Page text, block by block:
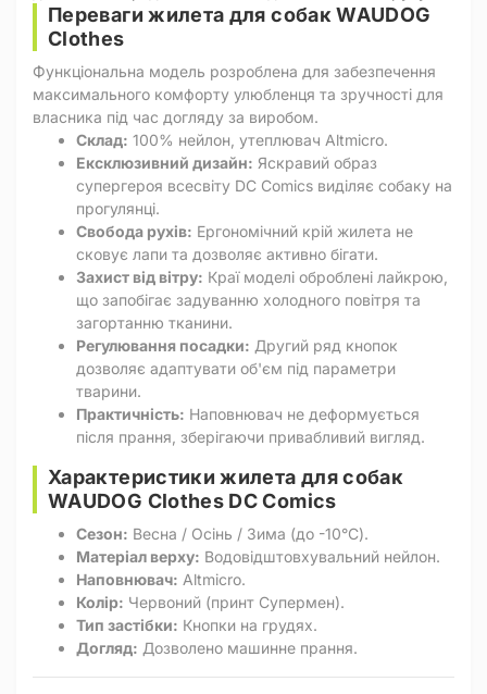
Переваги жилета для собак WAUDOG
Clothes
Функціональна модель розроблена для забезпечення
максимального комфорту улюбленця та зручності для
власника під час догляду за виробом.
Склад: 100% нейлон, утеплювач Altmicro.
Ексклюзивний дизайн: Яскравий образ
супергероя всесвіту DC Comics виділяє собаку на
прогулянці.
Свобода рухів: Ергономічний крій жилета не
сковує лапи та дозволяє активно бігати.
Захист від вітру: Краї моделі оброблені лайкрою,
що запобігає задуванню холодного повітря та
загортанню тканини.
Регулювання посадки: Другий ряд кнопок
дозволяє адаптувати об'єм під параметри
тварини.
Практичність: Наповнювач не деформується
після прання, зберігаючи привабливий вигляд.
Характеристики жилета для собак
WAUDOG Clothes DC Comics
Сезон: Весна / Осінь / Зима (до -10°C).
Матеріал верху: Водовідштовхувальний нейлон.
Наповнювач: Altmicro.
Колір: Червоний (принт Супермен).
Тип застібки: Кнопки на грудях.
Догляд: Дозволено машинне прання.